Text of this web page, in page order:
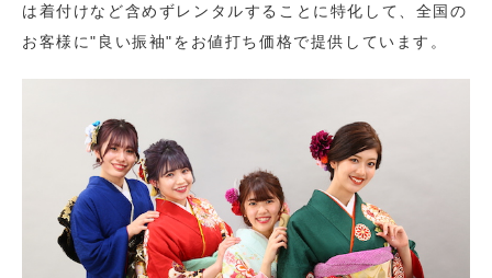
は着付けなど含めずレンタルすることに特化して、全国の
お客様に"良い振袖"をお値打ち価格で提供しています。